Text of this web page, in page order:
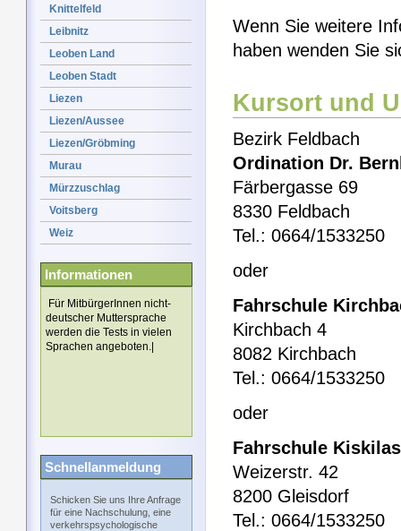
Knittelfeld
Leibnitz
Leoben Land
Leoben Stadt
Liezen
Liezen/Aussee
Liezen/Gröbming
Murau
Mürzzuschlag
Voitsberg
Weiz
Informationen
Für MitbürgerInnen nicht-
deutscher Muttersprache
werden die Tests in vielen
Sprachen angeboten.|
Schnellanmeldung
Schicken Sie uns Ihre Anfrage
für eine Nachschulung, eine
verkehrspsychologische
Wenn Sie weitere
haben wenden Sie
Kursort und
Bezirk Feldbach
Ordination Dr.
Färbergasse 69
8330 Feldbach
Tel.: 0664/1533250
oder
Fahrschule
Kirchbach 4
8082 Kirchbach
Tel.: 0664/1533250
oder
Fahrschule Kiskilas
Weizerstr. 42
8200 Gleisdorf
Tel.: 0664/1533250